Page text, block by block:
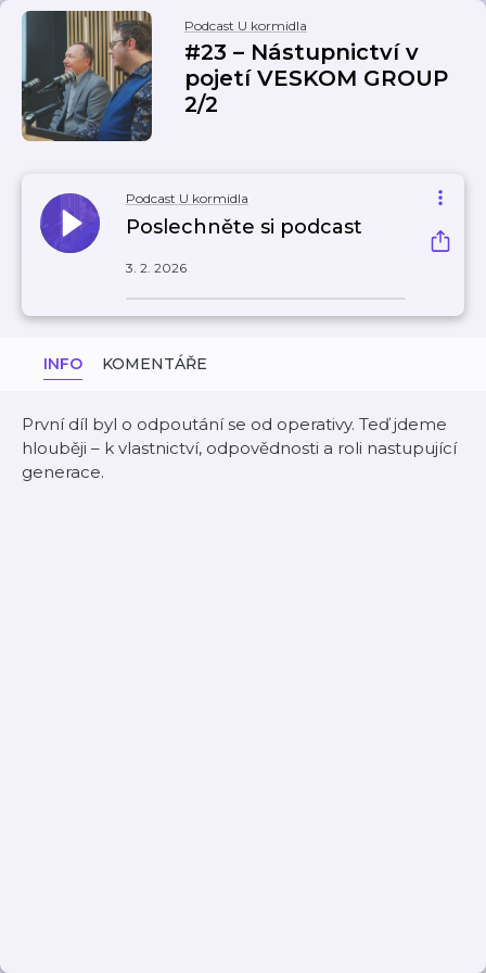
Podcast U kormidla
#23 – Nástupnictví v
pojetí VESKOM GROUP
2/2
Podcast U kormidla
Poslechněte si podcast
3. 2. 2026
INFO KOMENTÁŘE
První díl byl o odpoutání se od operativy. Teď jdeme
hlouběji – k vlastnictví, odpovědnosti a roli nastupující
generace.